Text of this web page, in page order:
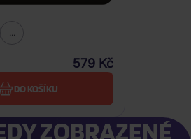
...
579 Kč
DO KOŠÍKU
ZOBRAZENÉ